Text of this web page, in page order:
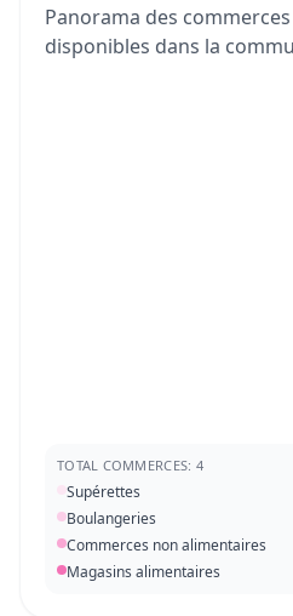
Panorama des
disponibles dans la
TOTAL COMMERCES: 4
Supérettes
Boulangeries
Commerces non alimentaires
Magasins alimentaires